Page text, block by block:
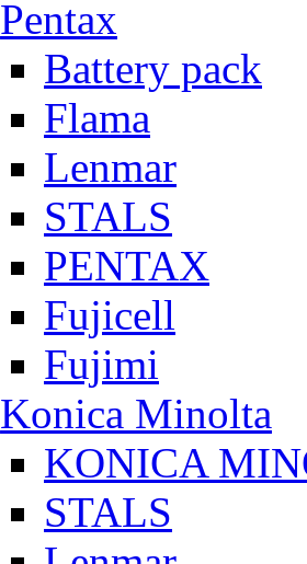
Pentax
Battery pack
Flama
Lenmar
STALS
PENTAX
Fujicell
Fujimi
Konica Minolta
KONICA
STALS